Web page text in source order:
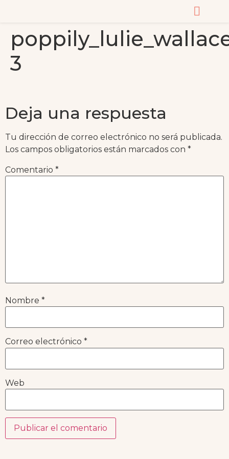
3
Deja una respuesta
Tu dirección de correo electrónico no será publicada.
Los campos obligatorios están marcados con *
Comentario *
Nombre *
Correo electrónico *
Web